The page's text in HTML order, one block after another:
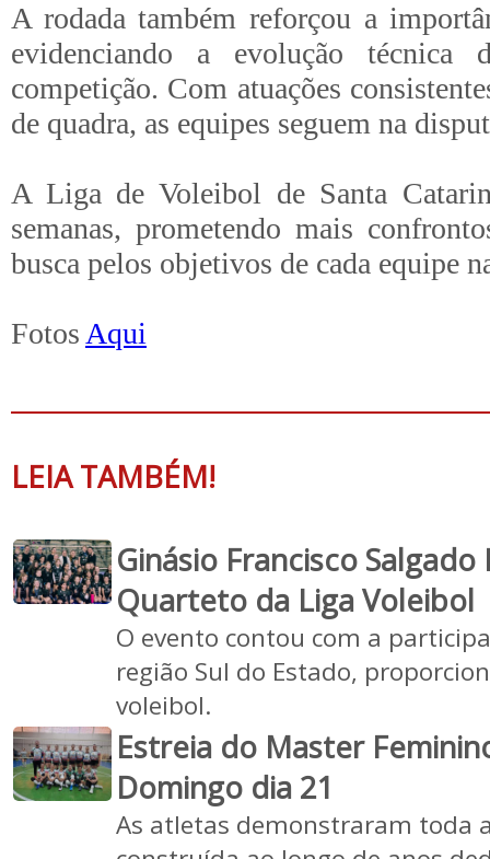
A rodada também reforçou a
evidenciando a evolução
competição. Com atuações
de quadra, as equipes seguem na
A Liga de Voleibol de Santa
semanas, prometendo mais
busca pelos objetivos de cada equipe
Fotos Aqui
LEIA TAMBÉM!
Ginásio Francisco
Quarteto da Liga Voleibol
O evento contou com a
região Sul do Estado,
voleibol.
Estreia do Master
Domingo dia 21
As atletas demonstraram toda